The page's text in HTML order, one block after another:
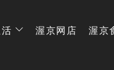
渥京网店 渥京